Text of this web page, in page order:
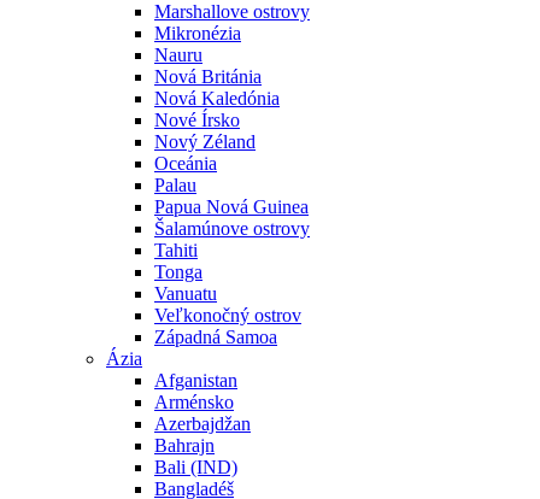
Marshallove ostrovy
Mikronézia
Nauru
Nová Británia
Nová Kaledónia
Nové Írsko
Nový Zéland
Oceánia
Palau
Papua Nová Guinea
Šalamúnove ostrovy
Tahiti
Tonga
Vanuatu
Veľkonočný ostrov
Západná Samoa
Ázia
Afganistan
Arménsko
Azerbajdžan
Bahrajn
Bali (IND)
Bangladéš